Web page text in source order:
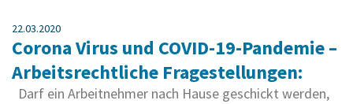
22.03.2020
Corona Virus und COVID-19-Pandemie –
Arbeitsrechtliche Fragestellungen:
Darf ein Arbeitnehmer nach Hause geschickt werden,